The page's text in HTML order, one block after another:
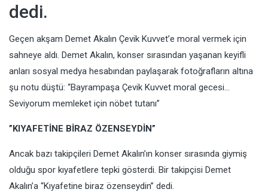
dedi.
Geçen akşam Demet Akalın Çevik Kuvvet’e moral vermek için
sahneye aldı. Demet Akalın, konser sırasından yaşanan keyifli
anları sosyal medya hesabından paylaşarak fotoğrafların altına
şu notu düştü: “Bayrampaşa Çevik Kuvvet moral gecesi…
Seviyorum memleket için nöbet tutanı”
”KIYAFETİNE BİRAZ ÖZENSEYDİN”
Ancak bazı takipçileri Demet Akalın’ın konser sırasında giymiş
olduğu spor kıyafetlere tepki gösterdi. Bir takipçisi Demet
Akalın’a “Kıyafetine biraz özenseydin” dedi.